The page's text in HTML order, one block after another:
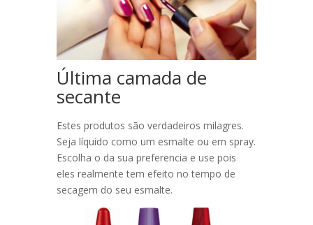
Última camada de
secante
Estes produtos são verdadeiros milagres.
Seja líquido como um esmalte ou em spray.
Escolha o da sua preferencia e use pois
eles realmente tem efeito no tempo de
secagem do seu esmalte.